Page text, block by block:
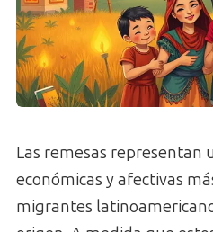
Las remesas representan
económicas y afectivas
migrantes